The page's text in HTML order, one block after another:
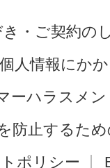
・ご契約の
人情報にか
ーハラスメ
防止するた
ポリシー